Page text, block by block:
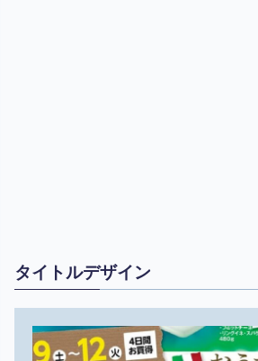
タイトルデザイン